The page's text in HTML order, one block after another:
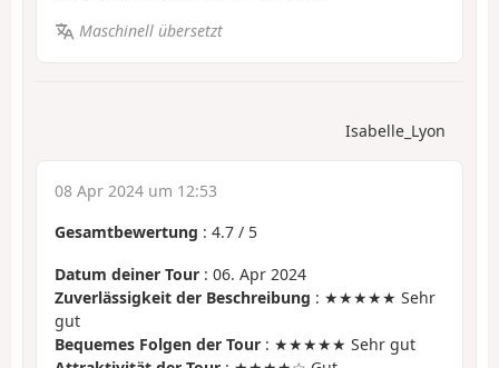
Maschinell übersetzt
Isabelle_Lyon
08 Apr 2024 um 12:53
Gesamtbewertung : 4.7 / 5
Datum deiner Tour : 06. Apr 2024
Zuverlässigkeit der Beschreibung : ★★★★★ Sehr
gut
Bequemes Folgen der Tour : ★★★★★ Sehr gut